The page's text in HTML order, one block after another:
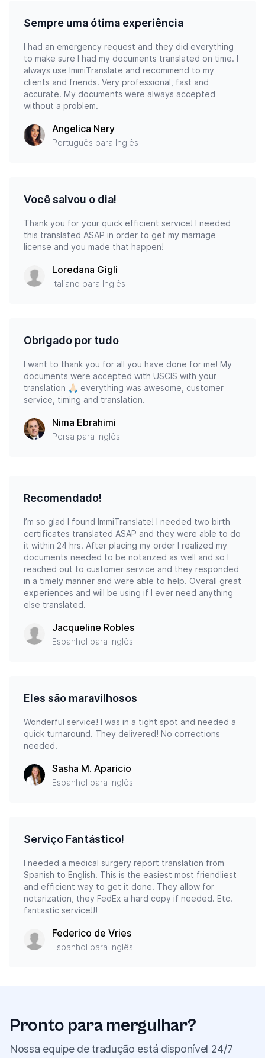
Sempre uma ótima experiência
I had an emergency request and they did everything
to make sure I had my documents translated on time. I
always use ImmiTranslate and recommend to my
clients and friends. Very professional, fast and
accurate. My documents were always accepted
without a problem.
Angelica Nery
Português para Inglês
Você salvou o dia!
Thank you for your quick efficient service! I needed
this translated ASAP in order to get my marriage
license and you made that happen!
Loredana Gigli
Italiano para Inglês
Obrigado por tudo
I want to thank you for all you have done for me! My
documents were accepted with USCIS with your
translation 🙏🏻 everything was awesome, customer
service, timing and translation.
Nima Ebrahimi
Persa para Inglês
Recomendado!
I’m so glad I found ImmiTranslate! I needed two birth
certificates translated ASAP and they were able to do
it within 24 hrs. After placing my order I realized my
documents needed to be notarized as well and so I
reached out to customer service and they responded
in a timely manner and were able to help. Overall great
experiences and will be using if I ever need anything
else translated.
Jacqueline Robles
Espanhol para Inglês
Eles são maravilhosos
Wonderful service! I was in a tight spot and needed a
quick turnaround. They delivered! No corrections
needed.
Sasha M. Aparicio
Espanhol para Inglês
Serviço Fantástico!
I needed a medical surgery report translation from
Spanish to English. This is the easiest most friendliest
and efficient way to get it done. They allow for
notarization, they FedEx a hard copy if needed. Etc.
fantastic service!!!
Federico de Vries
Espanhol para Inglês
Pronto para mergulhar?
Nossa equipe de tradução está disponível 24/7